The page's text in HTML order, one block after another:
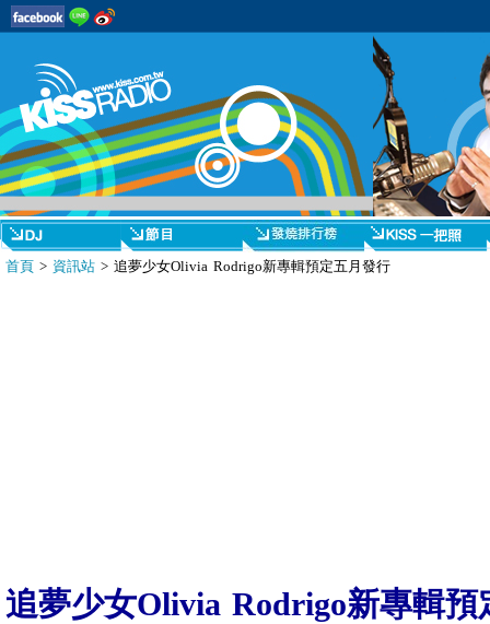
首頁 > 資訊站 > 追夢少女Olivia Rodrigo新專輯預定五月發行
追夢少女Olivia Rodrigo新專輯預